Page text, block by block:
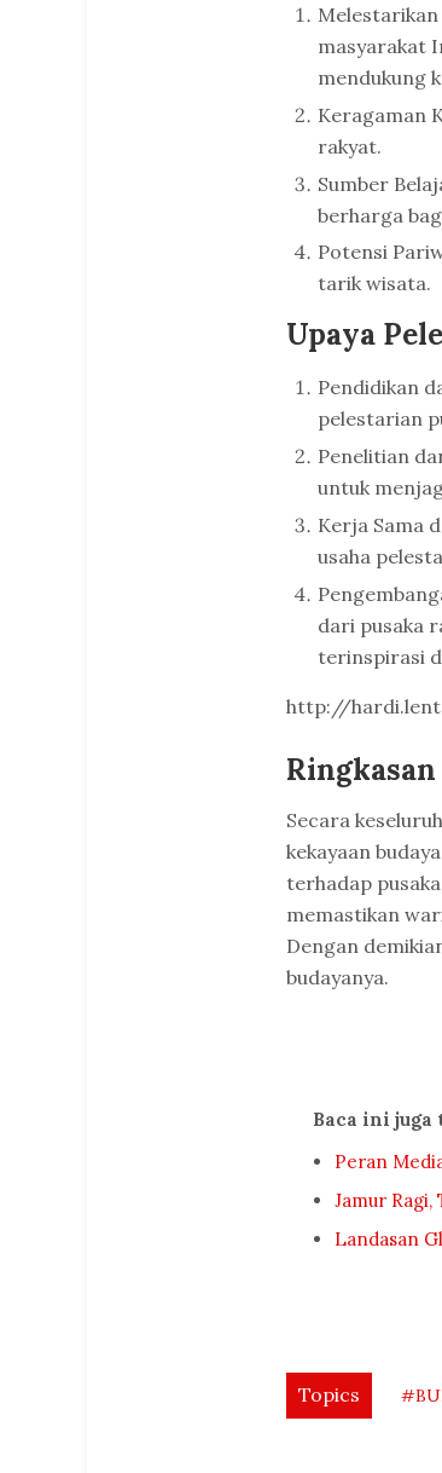
masyarakat
mendukung
Keragaman
rakyat.
Sumber
berharga
Potensi
tarik wisata.
Upaya
Pendidikan
pelestarian
Penelitian
untuk
Kerja Sama
usaha
dari pusaka
terinspirasi
http://
Ringkasan
Secara
kekayaan
terhadap
memastikan
Dengan
budayanya.
Baca ini
Peran
Jamur
Landasan
Topics